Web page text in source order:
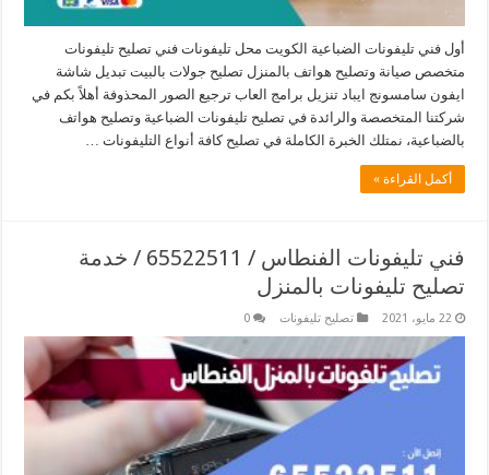
أول فني تليفونات الضباعية الكويت محل تليفونات فني تصليح تليفونات
متخصص صيانة وتصليح هواتف بالمنزل تصليح جولات بالبيت تبديل شاشة
ايفون سامسونج ايباد تنزيل برامج العاب ترجيع الصور المحذوفة أهلاً بكم في
شركتنا المتخصصة والرائدة في تصليح تليفونات الضباعية وتصليح هواتف
بالضباعية، نمتلك الخبرة الكاملة في تصليح كافة أنواع التليفونات …
أكمل القراءة »
فني تليفونات الفنطاس / 65522511 / خدمة
تصليح تليفونات بالمنزل
22 مايو، 2021 تصليح تليفونات 0